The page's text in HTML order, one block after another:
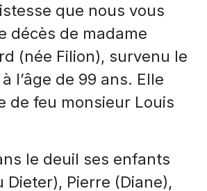
que nous vous
décès de madame
(née Filion), survenu le
l’âge de 99 ans. Elle
de feu monsieur Louis
le deuil ses enfants
Dieter), Pierre (Diane),